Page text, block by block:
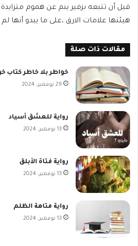
قبل أن تتبعه بزفير ينم عن هموم
هيئتها علامات الارق ،على ما يبدو أنها لم
مقالات ذات صلة
خواطر بلا خاطر كتاب
29 نوفمبر، 2024
رواية للعشق أسياد
13 نوفمبر، 2024
رواية فتاة الأبلق
13 نوفمبر، 2024
رواية متاهة الظلم
13 نوفمبر، 2024